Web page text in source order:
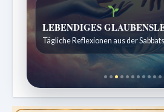
Bibelgeschichten zum Staunen
Kindergeschichten für 7 bis 12 Jahre.